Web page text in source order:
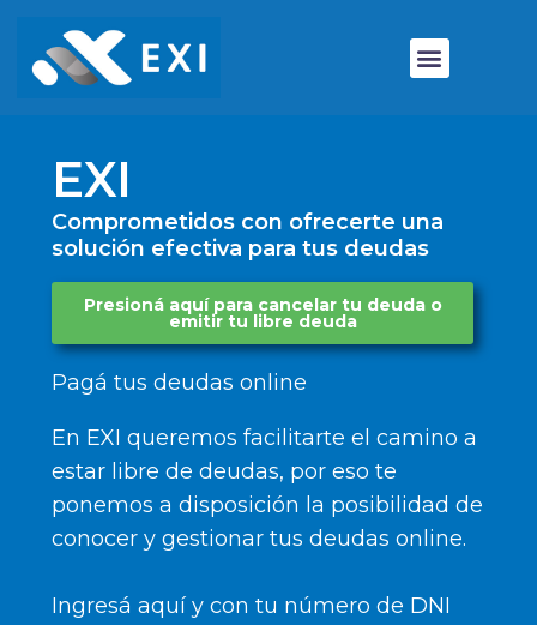
EXI
Comprometidos con ofrecerte una
solución efectiva para tus deudas
Presioná aquí para cancelar tu deuda o
emitir tu libre deuda
Pagá tus deudas online
En EXI queremos facilitarte el camino a
estar libre de deudas, por eso te
ponemos a disposición la posibilidad de
conocer y gestionar tus deudas online.
Ingresá aquí y con tu número de DNI